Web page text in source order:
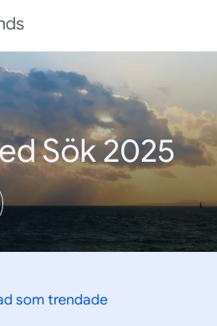
Sök 2025
som trendade